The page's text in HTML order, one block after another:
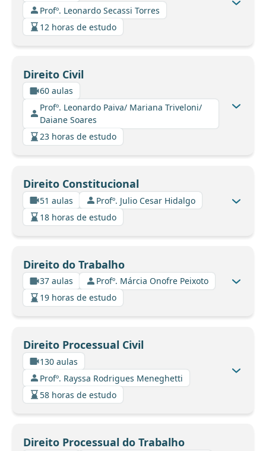
Profº. Leonardo Secassi Torres
12 horas de estudo
Direito Civil
60 aulas
Profº. Leonardo Paiva/ Mariana Triveloni/
Daiane Soares
23 horas de estudo
Direito Constitucional
51 aulas
Profº. Julio Cesar Hidalgo
18 horas de estudo
Direito do Trabalho
37 aulas
Profº. Márcia Onofre Peixoto
19 horas de estudo
Direito Processual Civil
130 aulas
Profº. Rayssa Rodrigues Meneghetti
58 horas de estudo
Direito Processual do Trabalho